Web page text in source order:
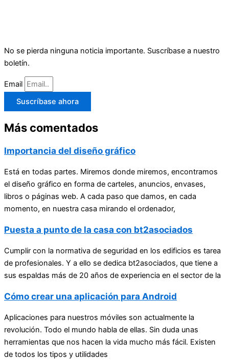
No se pierda ninguna noticia importante. Suscríbase a nuestro
boletín.
Email
Suscríbase ahora
Más comentados
Importancia del diseño gráfico
Está en todas partes. Miremos donde miremos, encontramos
el diseño gráfico en forma de carteles, anuncios, envases,
libros o páginas web. A cada paso que damos, en cada
momento, en nuestra casa mirando el ordenador,
Puesta a punto de la casa con bt2asociados
Cumplir con la normativa de seguridad en los edificios es tarea
de profesionales. Y a ello se dedica bt2asociados, que tiene a
sus espaldas más de 20 años de experiencia en el sector de la
Cómo crear una aplicación para Android
Aplicaciones para nuestros móviles son actualmente la
revolución. Todo el mundo habla de ellas. Sin duda unas
herramientas que nos hacen la vida mucho más fácil. Existen
de todos los tipos y utilidades